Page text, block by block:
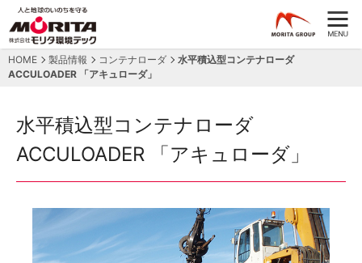
HOME 製品情報 コンテナローダ
水平積込型コンテナローダ
ACCULOADER 「アキュローダ」
水平積込型コンテナローダ
ACCULOADER 「アキュローダ」